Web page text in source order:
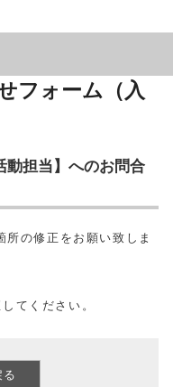
フォーム（入
動担当】へのお問合
の修正をお願い致しま
てください。